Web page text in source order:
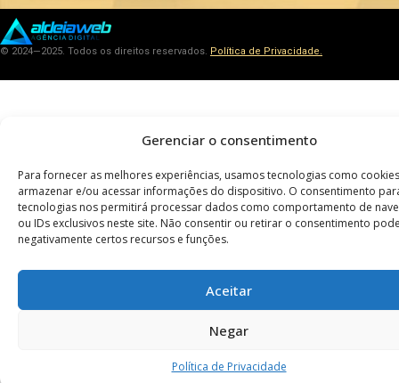
Gerenciar o consentimento
Para fornecer as melhores experiências, usamos tecnologias como
armazenar e/ou acessar informações do dispositivo. O consentimento
tecnologias nos permitirá processar dados como comportamento de
ou IDs exclusivos neste site. Não consentir ou retirar o consentimento
negativamente certos recursos e funções.
Aceitar
Negar
Política de Privacidade
© 2024—2025. Todos os direitos reservados. Política de Privacidade.